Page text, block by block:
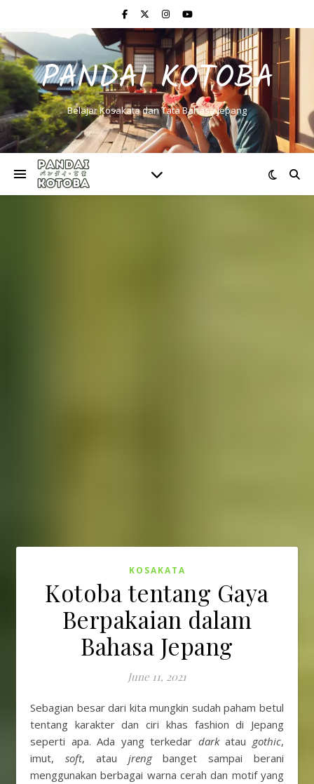
PANDAI KOTOBA
Belajar Kosakata dan Tata Bahasa Jepang
KOSAKATA
Kotoba tentang Gaya
Berpakaian dalam
Bahasa Jepang
June 11, 2021
Sebagian besar dari kita mungkin sudah paham betul
tentang karakter dan ciri khas fashion di Jepang
seperti apa. Ada yang terkedar darkatau gothic,
imut, soft, atau jrengbanget sampai berani
menggunakan berbagai warna cerah dan motif yang